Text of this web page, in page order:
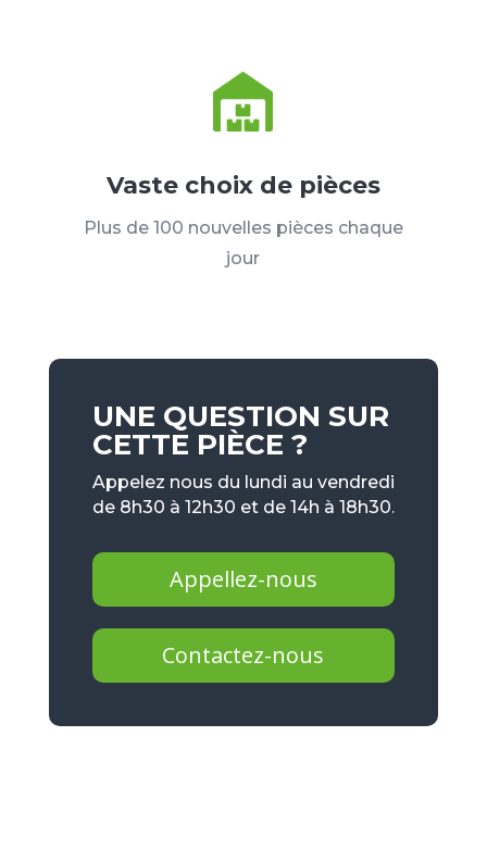
Vaste choix de pièces
Plus de 100 nouvelles pièces chaque
jour
UNE QUESTION SUR
CETTE PIÈCE ?
Appelez nous du lundi au vendredi
de 8h30 à 12h30 et de 14h à 18h30.
Appellez-nous
Contactez-nous